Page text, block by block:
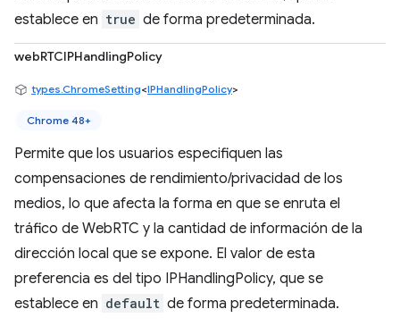
establece en true de forma predeterminada.
webRTCIPHandlingPolicy
types.ChromeSetting<IPHandlingPolicy>
Chrome 48+
Permite que los usuarios especifiquen las
compensaciones de rendimiento/privacidad de los
medios, lo que afecta la forma en que se enruta el
tráfico de WebRTC y la cantidad de información de la
dirección local que se expone. El valor de esta
preferencia es del tipo IPHandlingPolicy, que se
establece en default de forma predeterminada.